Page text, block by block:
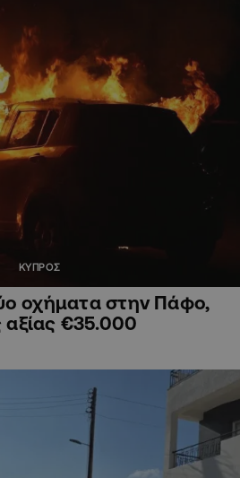
ΚΥΠΡΟΣ
οχήματα στην Πάφο,
αξίας €35.000